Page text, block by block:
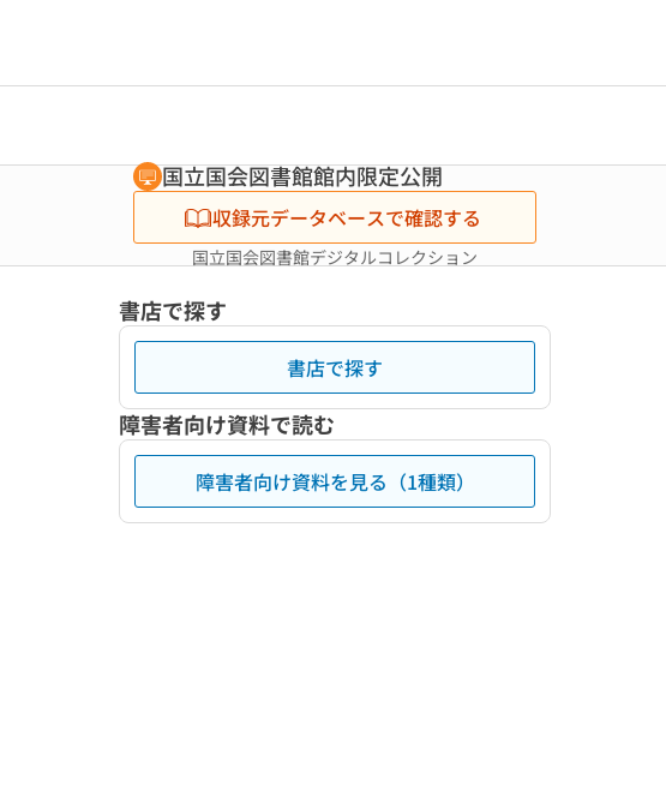
国立国会図書館館内限定公開
収録元データベースで確認する
国立国会図書館デジタルコレクション
書店で探す
書店で探す
障害者向け資料で読む
障害者向け資料を見る（1種類）